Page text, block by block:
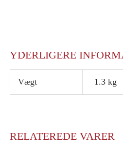
YDERLIGERE
Vægt 1.3 kg
RELATEREDE VARER